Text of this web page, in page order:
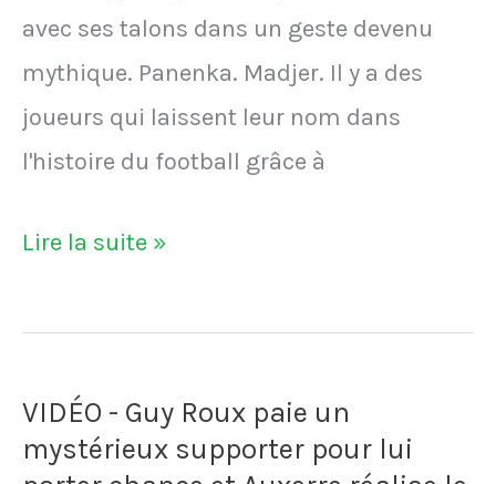
avec ses talons dans un geste devenu
mythique. Panenka. Madjer. Il y a des
joueurs qui laissent leur nom dans
l'histoire du football grâce à
VIDÉO
Le
du
scorpion
Lire la suite »
VIDÉO - Guy Roux paie un
mystérieux supporter pour lui